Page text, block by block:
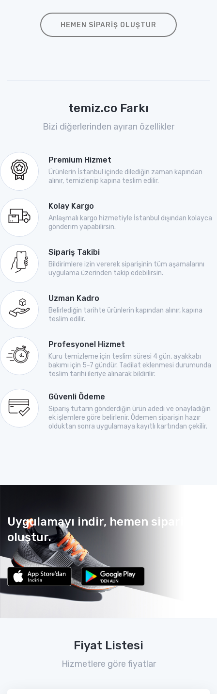
HEMEN SIPARIŞ OLUŞTUR
temiz.co Farkı
Bizi diğerlerinden ayıran özellikler
Premium Hizmet
Ürünlerin İstanbul içinde dilediğin zaman kapından
alınır, temizlenip kapına teslim edilir.
Kolay Kargo
Anlaşmalı kargo hizmetiyle İstanbul dışından kolayca
gönderim yapabilirsin.
Sipariş Takibi
Bildirimlere izin vererek siparişinin tüm aşamalarını
uygulama üzerinden takip edebilirsin.
Uzman Kadro
Belirlediğin tarihte ürünlerin kapından alınır, kapına
teslim edilir.
Profesyonel Hizmet
Kuru temizleme için teslim süresi 4 gün, ayakkabı
bakımı için 5-7 gündür. Tadilat eklenmesi durumunda
teslim tarihi ileriye alınarak bildirilir.
Güvenli Ödeme
Sipariş tutarın gönderdiğin ürün adedi ve onayladığın
ek işlemlere göre belirlenir. Ödemen siparişin hazır
olduktan sonra uygulamaya kayıtlı kartından çekilir.
Uygulamayı indir, hemen sipariş
oluştur.
Fiyat Listesi
Hizmetlere göre fiyatlar